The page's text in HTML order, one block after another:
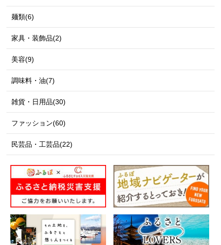
麺類(6)
家具・装飾品(2)
美容(9)
調味料・油(7)
雑貨・日用品(30)
ファッション(60)
民芸品・工芸品(22)